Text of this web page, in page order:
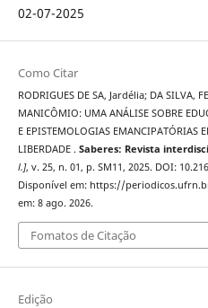
02-07-2025
Como Citar
RODRIGUES DE SA, Jardélia; DA SILVA,
MANICÔMIO: UMA ANÁLISE SOBRE
E EPISTEMOLOGIAS EMANCIPATÓRIAS
LIBERDADE . Saberes: Revista
l.], v. 25, n. 01, p. SM11, 2025. DOI:
Disponível em: https://
em: 8 ago. 2026.
Fomatos de Citação
Edição